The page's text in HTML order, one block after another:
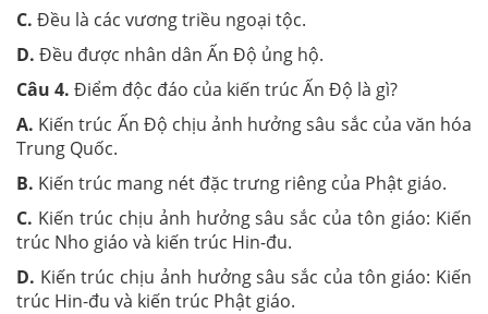
C. Đều là các vương triều ngoại tộc.
D. Đều được nhân dân Ấn Độ ủng hộ.
Câu 4. Điểm độc đáo của kiến trúc Ấn Độ là gì?
A. Kiến trúc Ấn Độ chịu ảnh hưởng sâu sắc của văn hóa
Trung Quốc.
B. Kiến trúc mang nét đặc trưng riêng của Phật giáo.
C. Kiến trúc chịu ảnh hưởng sâu sắc của tôn giáo: Kiến
trúc Nho giáo và kiến trúc Hin-đu.
D. Kiến trúc chịu ảnh hưởng sâu sắc của tôn giáo: Kiến
trúc Hin-đu và kiến trúc Phật giáo.